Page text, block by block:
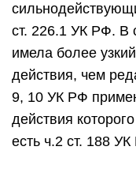
ст. 226.1 УК РФ. В
имела более
действия, чем
9, 10 УК РФ
действия
есть ч.2 ст. 188